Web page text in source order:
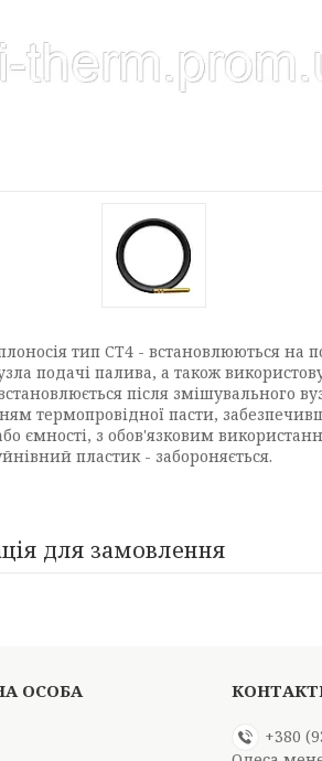
тип СТ4 - встановлюються на
подачі палива, а також
після
термопровідної пасти,
ємності, з обов'язковим
пластик - забороняється.
для замовлення
+380